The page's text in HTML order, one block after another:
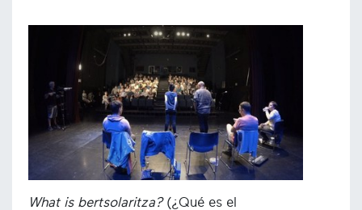
What is bertsolaritza?(¿Qué es el